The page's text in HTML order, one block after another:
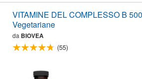
VITAMINE DEL COMPLESSO B
Vegetariane
da BIOVEA
(55)